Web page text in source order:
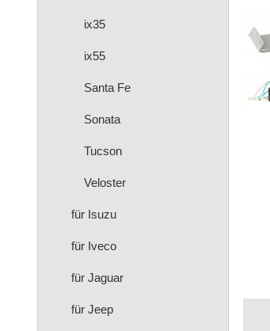
ix35
ix55
Santa Fe
Sonata
Tucson
Veloster
für Isuzu
für Iveco
für Jaguar
für Jeep